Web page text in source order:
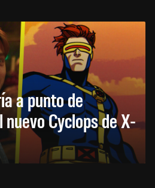
a punto de
Cyclops de X-